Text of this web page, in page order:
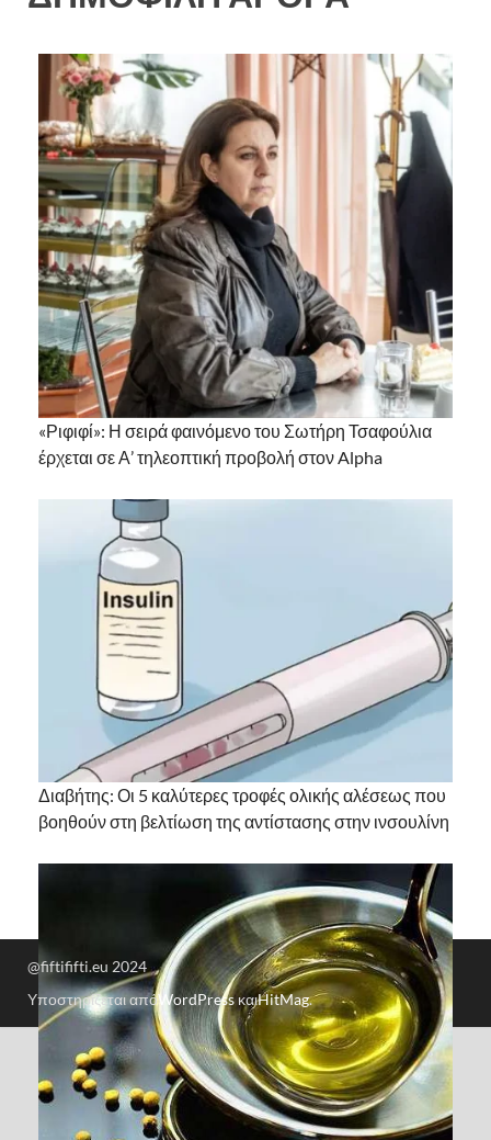
«Ριφιφί»: Η σειρά φαινόμενο του Σωτήρη Τσαφούλια
έρχεται σε Α’ τηλεοπτική προβολή στον Alpha
Διαβήτης: Οι 5 καλύτερες τροφές ολικής αλέσεως που
βοηθούν στη βελτίωση της αντίστασης στην ινσουλίνη
@fiftififti.eu 2024
Υποστηρίζεται απόWordPressκαιHitMag.